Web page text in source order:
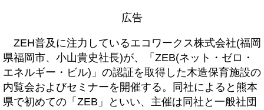
広告
ZEH普及に注力しているエコワークス株式会社(福岡
県福岡市、小山貴史社長)が、「ZEB(ネット・ゼロ・
エネルギー・ビル)」の認証を取得した木造保育施設の
内覧会およびセミナーを開催する。同社によると熊本
県で初めての「ZEB」といい、主催は同社と一般社団